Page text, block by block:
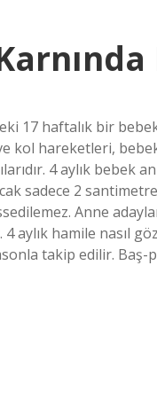
17 haftalık bir
kol hareketleri,
4 aylık bebek
sadece 2
Anne
aylık hamile nasıl
takip edilir. Baş-